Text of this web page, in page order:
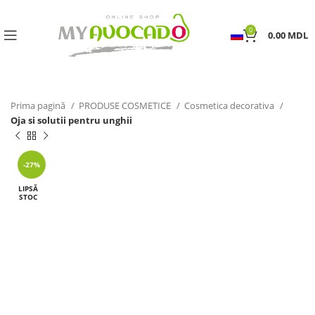
0 0.00 MDL
Prima pagină PRODUSE COSMETICE
Cosmetica decorativa
Oja si solutii pentru unghii
-27%
LIPSĂ
STOC